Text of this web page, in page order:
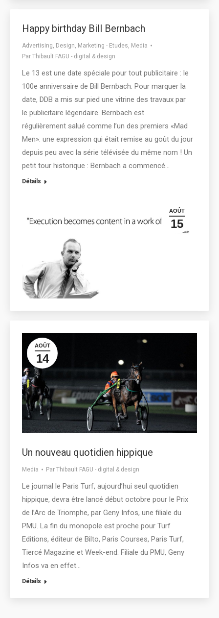
Happy birthday Bill Bernbach
Advertising, Design, Marketing - Etudes, Media
Par Thibault FAGU - digital & design
Le 13 est une date spéciale pour tout publicitaire : le
100e anniversaire de Bill Bernbach. Pour marquer la
date, DDB a mis sur pied une vitrine des travaux par
le publicitaire légendaire. Bernbach est
régulièrement salué comme l’un des premiers «Mad
Men»: une expression qui était remise au goût du jour
depuis peu avec la série télévisée du même nom ! Un
petit tour historique : Bernbach a commencé…
Détails
AOÛT
15
AOÛT
14
Un nouveau quotidien hippique
Media Par Thibault FAGU - digital & design
Le journal le Paris Turf, aujourd’hui seul quotidien
hippique, devra être lancé début octobre pour le Prix
de l’Arc de Triomphe, par Geny Infos, une filiale du
PMU. La fin du monopole est proche pour Turf
Editions, éditeur de Bilto, Paris Courses, Paris Turf,
Tiercé Magazine et Week-end. Filiale du PMU, Geny
Infos va en effet…
Détails